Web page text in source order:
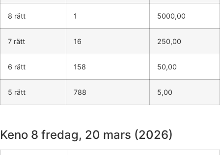
8 rätt 1 5000,00
7 rätt 16 250,00
6 rätt 158 50,00
5 rätt 788 5,00
Keno 8 fredag, 20 mars (2026)